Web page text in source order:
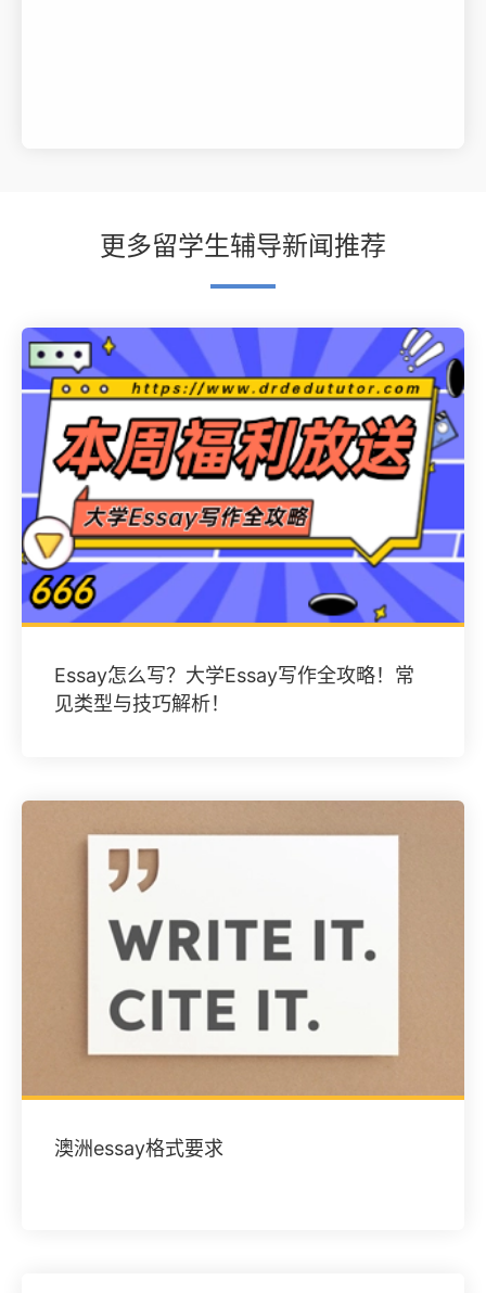
更多留学生辅导新闻推荐
Essay怎么写？大学Essay写作全攻略！常
见类型与技巧解析！
澳洲essay格式要求